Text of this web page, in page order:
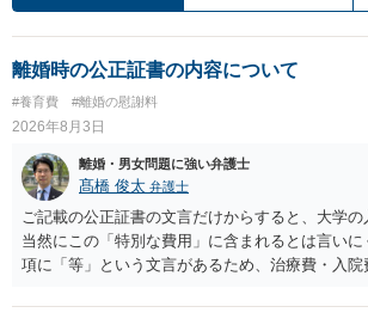
離婚時の公正証書の内容について
#養育費 #離婚の慰謝料
2026年8月3日
離婚・男女問題に強い弁護士
髙橋 俊太 弁護士
ご記載の公正証書の文言だけからすると、大学
当然にこの「特別な費用」に含まれるとは言い
項に「等」という文言があるため、治療費・入
れていますので、通常は、病気や事故によって